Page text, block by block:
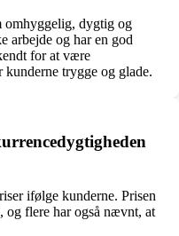
omhyggelig, dygtig og
arbejde og har en god
for at være
trygge og glade.
ifølge kunderne. Prisen
og flere har også nævnt, at